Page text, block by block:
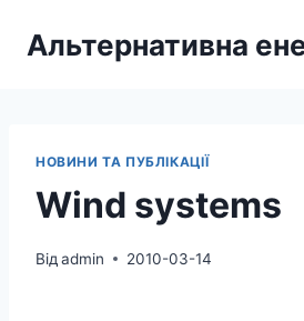
Альтернативна
НОВИНИ ТА ПУБЛІКАЦІЇ
Wind systems
Від admin 2010-03-14